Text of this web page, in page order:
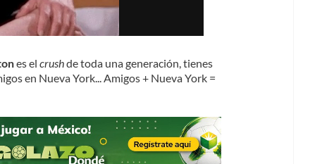
es el crushde toda una generación, tienes
en Nueva York... Amigos + Nueva York =